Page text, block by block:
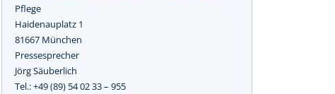
Pflege
Haidenauplatz 1
81667 München
Pressesprecher
Jörg Säuberlich
Tel.: +49 (89) 54 02 33 – 955